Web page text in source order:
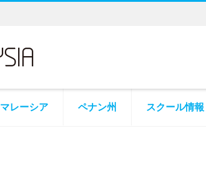
マレーシア ペナン州 スクール情報